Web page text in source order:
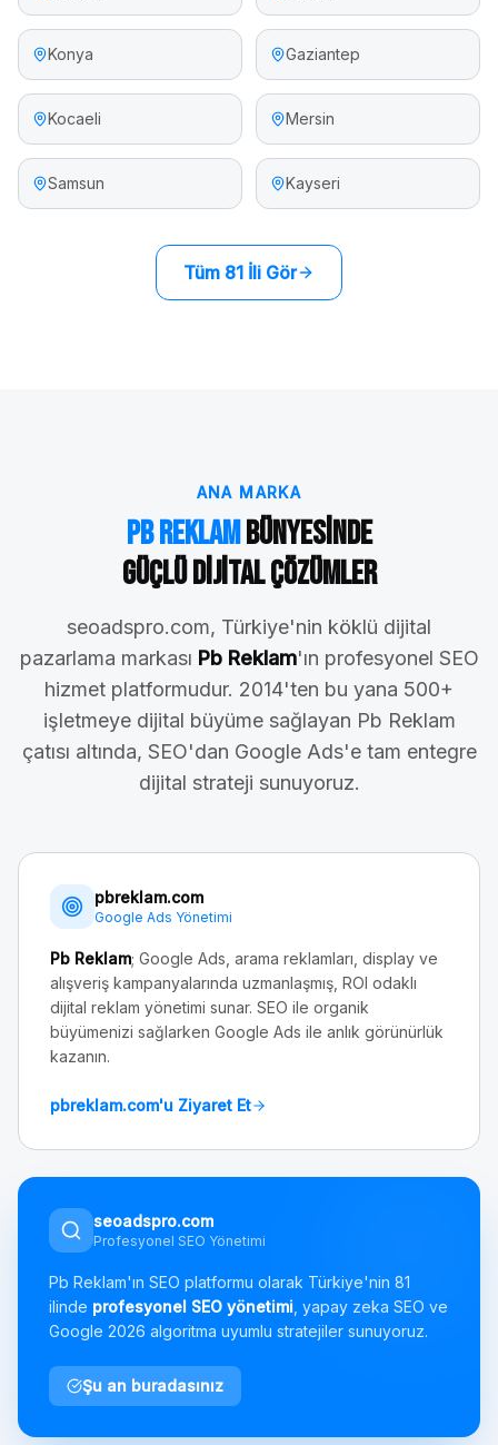
Konya Gaziantep
Kocaeli Mersin
Samsun Kayseri
Tüm 81 İli Gör
ANA MARKA
Pb ReklamBünyesinde
Güçlü Dijital Çözümler
seoadspro.com, Türkiye'nin köklü dijital
pazarlama markası Pb Reklam'ın profesyonel SEO
hizmet platformudur. 2014'ten bu yana 500+
işletmeye dijital büyüme sağlayan Pb Reklam
çatısı altında, SEO'dan Google Ads'e tam entegre
dijital strateji sunuyoruz.
pbreklam.com
Google Ads Yönetimi
Pb Reklam; Google Ads, arama reklamları, display ve
alışveriş kampanyalarında uzmanlaşmış, ROI odaklı
dijital reklam yönetimi sunar. SEO ile organik
büyümenizi sağlarken Google Ads ile anlık görünürlük
kazanın.
pbreklam.com'u Ziyaret Et
seoadspro.com
Profesyonel SEO Yönetimi
Pb Reklam'ın SEO platformu olarak Türkiye'nin 81
ilinde profesyonel SEO yönetimi , yapay zeka SEO ve
Google 2026 algoritma uyumlu stratejiler sunuyoruz.
Şu an buradasınız